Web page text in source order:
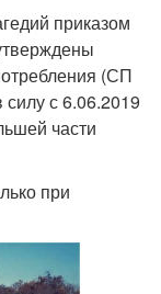
приказом
(СП
с 6.06.2019
части
при